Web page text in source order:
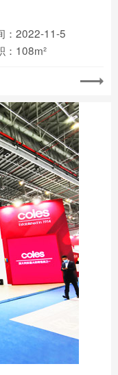
：2022-11-5
：108m²